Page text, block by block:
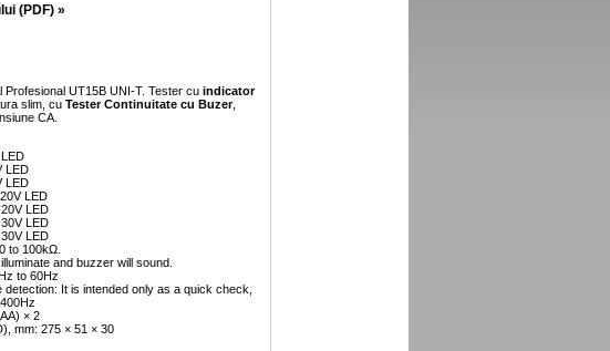
(PDF) »
Profesional UT15B UNI-T. Tester cuindicator
slim, cuTester Continuitate cu Buzer,
CA.
LED
LED
LED
LED
LED
LED
to 100kΩ.
and buzzer will sound.
to 60Hz
detection: It is intended only as a quick check,
× 2
mm: 275 × 51 × 30